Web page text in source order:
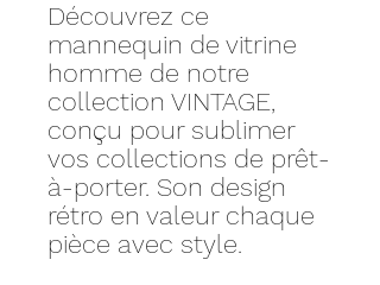
Découvrez ce
mannequin de vitrine
homme de notre
collection VINTAGE,
conçu pour sublimer
vos collections de prêt-
à-porter. Son design
rétro en valeur chaque
pièce avec style.